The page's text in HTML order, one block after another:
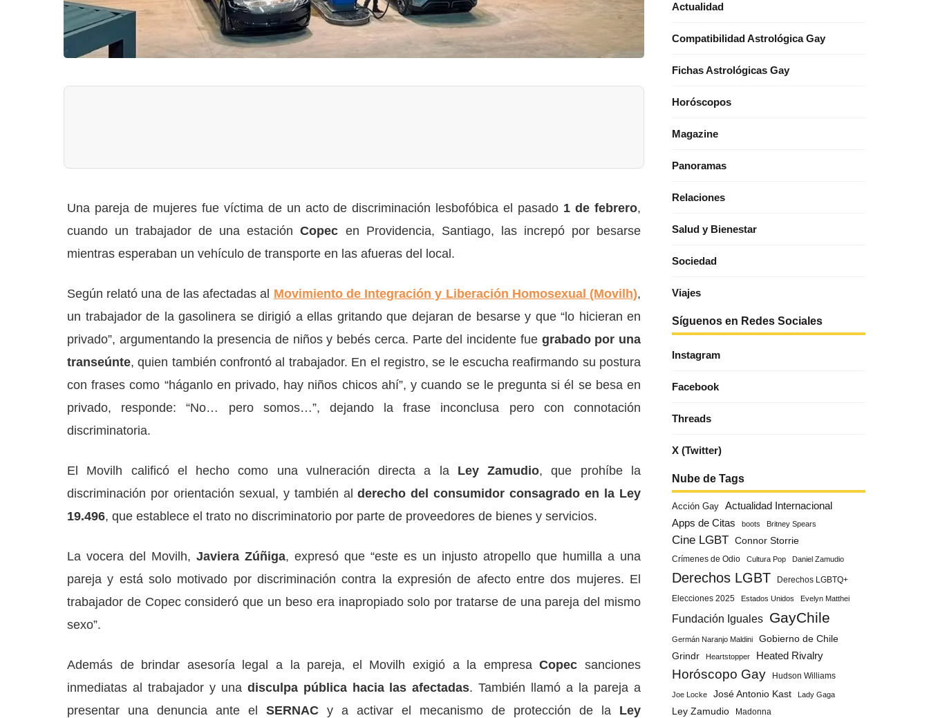
Una pareja de mujeres fue víctima de un acto de discriminación lesbofóbica el pasado 1 de febrero,
cuando un trabajador de una estaciónCopec en Providencia, Santiago, las increpó por besarse
mientras esperaban un vehículo de transporte en las afueras del local.
Según relató una de las afectadas al Movimiento de Integración y Liberación Homosexual (Movilh),
un trabajador de la gasolinera se dirigió a ellas gritando que dejaran de besarse y que “lo hicieran en
privado”, argumentando la presencia de niños y bebés cerca. Parte del incidente fue grabado por una
transeúnte, quien también confrontó al trabajador. En el registro, se le escucha reafirmando su postura
con frases como “háganlo en privado, hay niños chicos ahí”, y cuando se le pregunta si él se besa en
privado, responde: “No… pero somos…”, dejando la frase inconclusa pero con connotación
discriminatoria.
El Movilh calificó el hecho como una vulneración directa a la Ley Zamudio, que prohíbe la
discriminación por orientación sexual, y también alderecho del consumidor consagrado en la Ley
19.496, que establece el trato no discriminatorio por parte de proveedores de bienes y servicios.
La vocera del Movilh, Javiera Zúñiga, expresó que “este es un injusto atropello que humilla a una
pareja y está solo motivado por discriminación contra la expresión de afecto entre dos mujeres. El
trabajador de Copec consideró que un beso era inapropiado solo por tratarse de una pareja del mismo
sexo”.
Además de brindar asesoría legal a la pareja, el Movilh exigió a la empresaCopec sanciones
inmediatas al trabajador y una disculpa pública hacia las afectadas. También llamó a la pareja a
presentar una denuncia ante el SERNAC y a activar el mecanismo de protección de la Ley
Actualidad
Compatibilidad Astrológica Gay
Fichas Astrológicas Gay
Horóscopos
Magazine
Panoramas
Relaciones
Salud y Bienestar
Sociedad
Viajes
Síguenos en Redes Sociales
Instagram
Facebook
Threads
X (Twitter)
Nube de Tags
Acción Gay
Actualidad Internacional
Apps de Citas
boots Britney Spears
Cine LGBT Connor Storrie
Crímenes de Odio Cultura Pop Daniel Zamudio
Derechos LGBT
Derechos LGBTQ+
Elecciones 2025
Estados Unidos Evelyn Matthei
Fundación Iguales GayChile
Germán Naranjo Maldini
Gobierno de Chile
Grindr
Heartstopper Heated Rivalry
Horóscopo Gay Hudson Williams
Joe Locke José Antonio Kast Lady Gaga
Ley Zamudio Madonna